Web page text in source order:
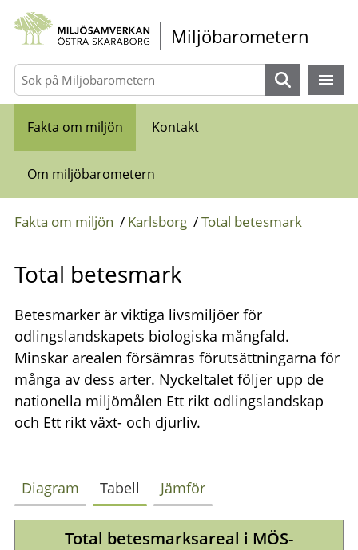
Gå direkt till sidans innehåll
Miljöbarometern
Sök
Fakta om miljön Kontakt
Om miljöbarometern
Fakta om miljön / Karlsborg /Total betesmark
Total betesmark
Betesmarker är viktiga livsmiljöer för
odlingslandskapets biologiska mångfald.
Minskar arealen försämras förutsättningarna för
många av dess arter. Nyckeltalet följer upp de
nationella miljömålen Ett rikt odlingslandskap
och Ett rikt växt- och djurliv.
Diagram Tabell Jämför
Total betesmarksareal i MÖS-